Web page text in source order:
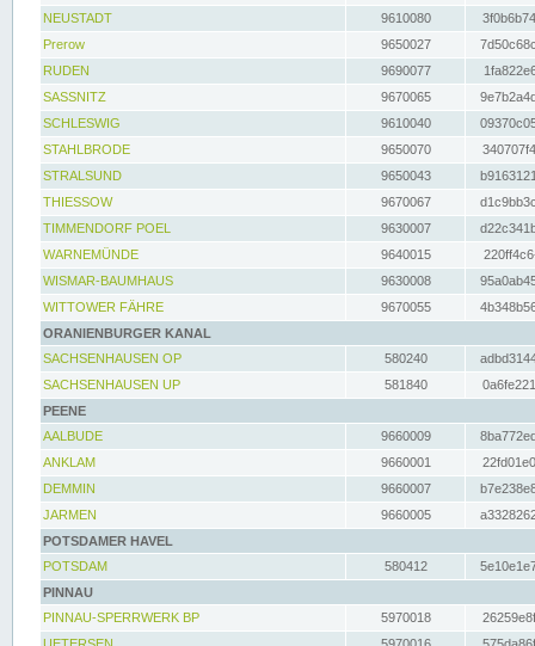
NEUSTADT
9610080
Prerow
9650027
RUDEN
9690077
SASSNITZ
9670065
SCHLESWIG
9610040
STAHLBRODE
9650070
STRALSUND
9650043
THIESSOW
9670067
TIMMENDORF POEL
9630007
WARNEMÜNDE
9640015
WISMAR-BAUMHAUS
9630008
WITTOWER FÄHRE
9670055
ORANIENBURGER KANAL
SACHSENHAUSEN OP
580240
SACHSENHAUSEN UP
581840
PEENE
AALBUDE
9660009
ANKLAM
9660001
DEMMIN
9660007
JARMEN
9660005
POTSDAMER HAVEL
POTSDAM
580412
PINNAU
PINNAU-SPERRWERK BP
5970018